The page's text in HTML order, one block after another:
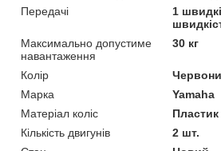
Передачі
1
Максимально допустиме
навантаження
30 кг
Колір
Марка
Yamaha
Матеріал коліс
Пластик
Кількість двигунів
2 шт.